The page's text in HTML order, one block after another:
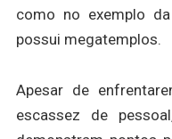
como no exemplo
possui megatemplos.
Apesar de
escassez de